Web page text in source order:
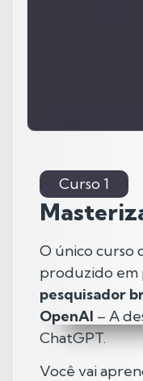
Curso 1
O único curso
produzido em
pesquisador
OpenAI – A
ChatGPT.
Você vai